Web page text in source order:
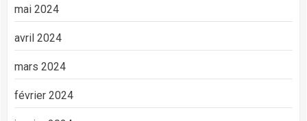
mai 2024
avril 2024
mars 2024
février 2024